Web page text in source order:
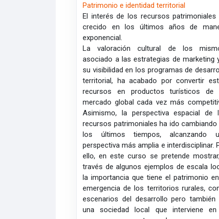
Patrimonio e identidad territorial
El interés de los recursos patrimoniales
crecido en los últimos años de
exponencial.
La valoración cultural de los
asociado a las estrategias de marketing
su visibilidad en los programas de
territorial, ha acabado por convertir
recursos en productos turísticos de
mercado global cada vez más
Asimismo, la perspectiva espacial de
recursos patrimoniales ha ido cambiando
los últimos tiempos, alcanzando
perspectiva más amplia e interdisciplinar.
ello, en este curso se pretende
través de algunos ejemplos de escala
la importancia que tiene el patrimonio
emergencia de los territorios rurales,
escenarios del desarrollo pero también
una sociedad local que interviene